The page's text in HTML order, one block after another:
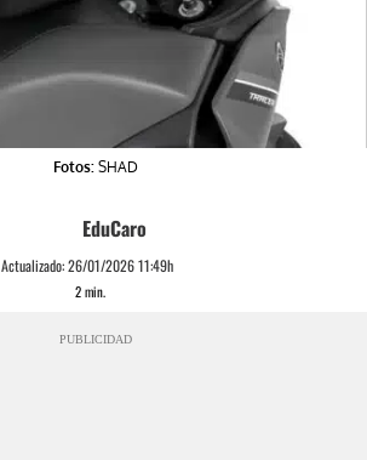
Fotos: SHAD
EduCaro
Actualizado:26/01/2026 11:49h
2min.
PUBLICIDAD